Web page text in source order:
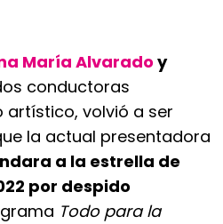
María Alvarado y
conductoras
artístico, volvió a ser
la actual presentadora
a la estrella de
por despido
Todo para la